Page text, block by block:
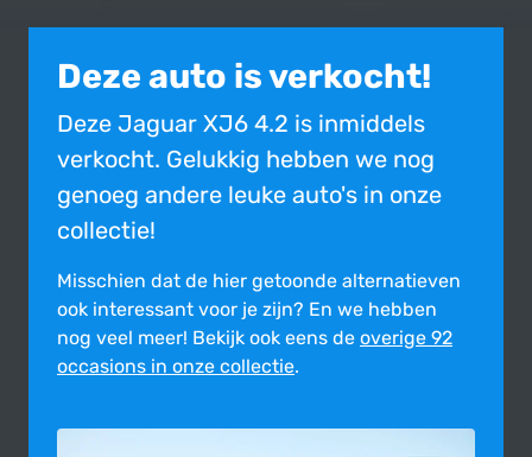
Deze auto is verkocht!
Deze Jaguar XJ6 4.2 is inmiddels
verkocht. Gelukkig hebben we nog
genoeg andere leuke auto's in onze
collectie!
Misschien dat de hier getoonde alter­na­tie­ven
ook inte­res­sant voor je zijn? En we hebben
nog veel meer! Bekijk ook eens de overige 92
occasions in onze collectie.